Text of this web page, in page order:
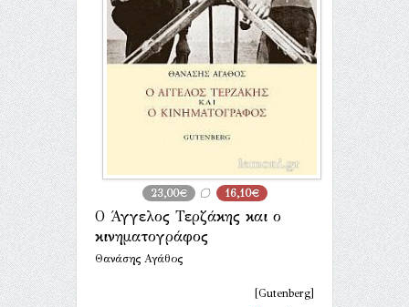
23,00€ 16,10€
Ο Άγγελος Τερζάκης και ο
κινηματογράφος
Θανάσης Αγάθος
[Gutenberg]